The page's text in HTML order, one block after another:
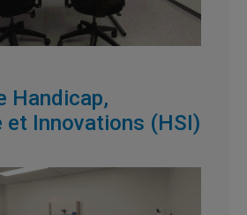
Handicap,
et Innovations (HSI)